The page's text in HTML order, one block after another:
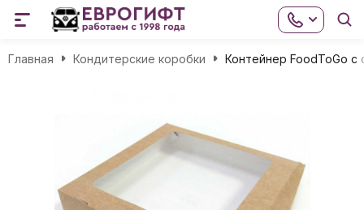
Главная Кондитерские коробки Контейнер FoodToGo